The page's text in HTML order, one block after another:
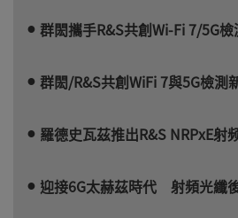
群閎攜手R&S共創Wi-Fi 7/5G
群閎/R&S共創WiFi 7與5G檢測
羅德史瓦茲推出R&S NRPxE射
迎接6G太赫茲時代 射頻光纖